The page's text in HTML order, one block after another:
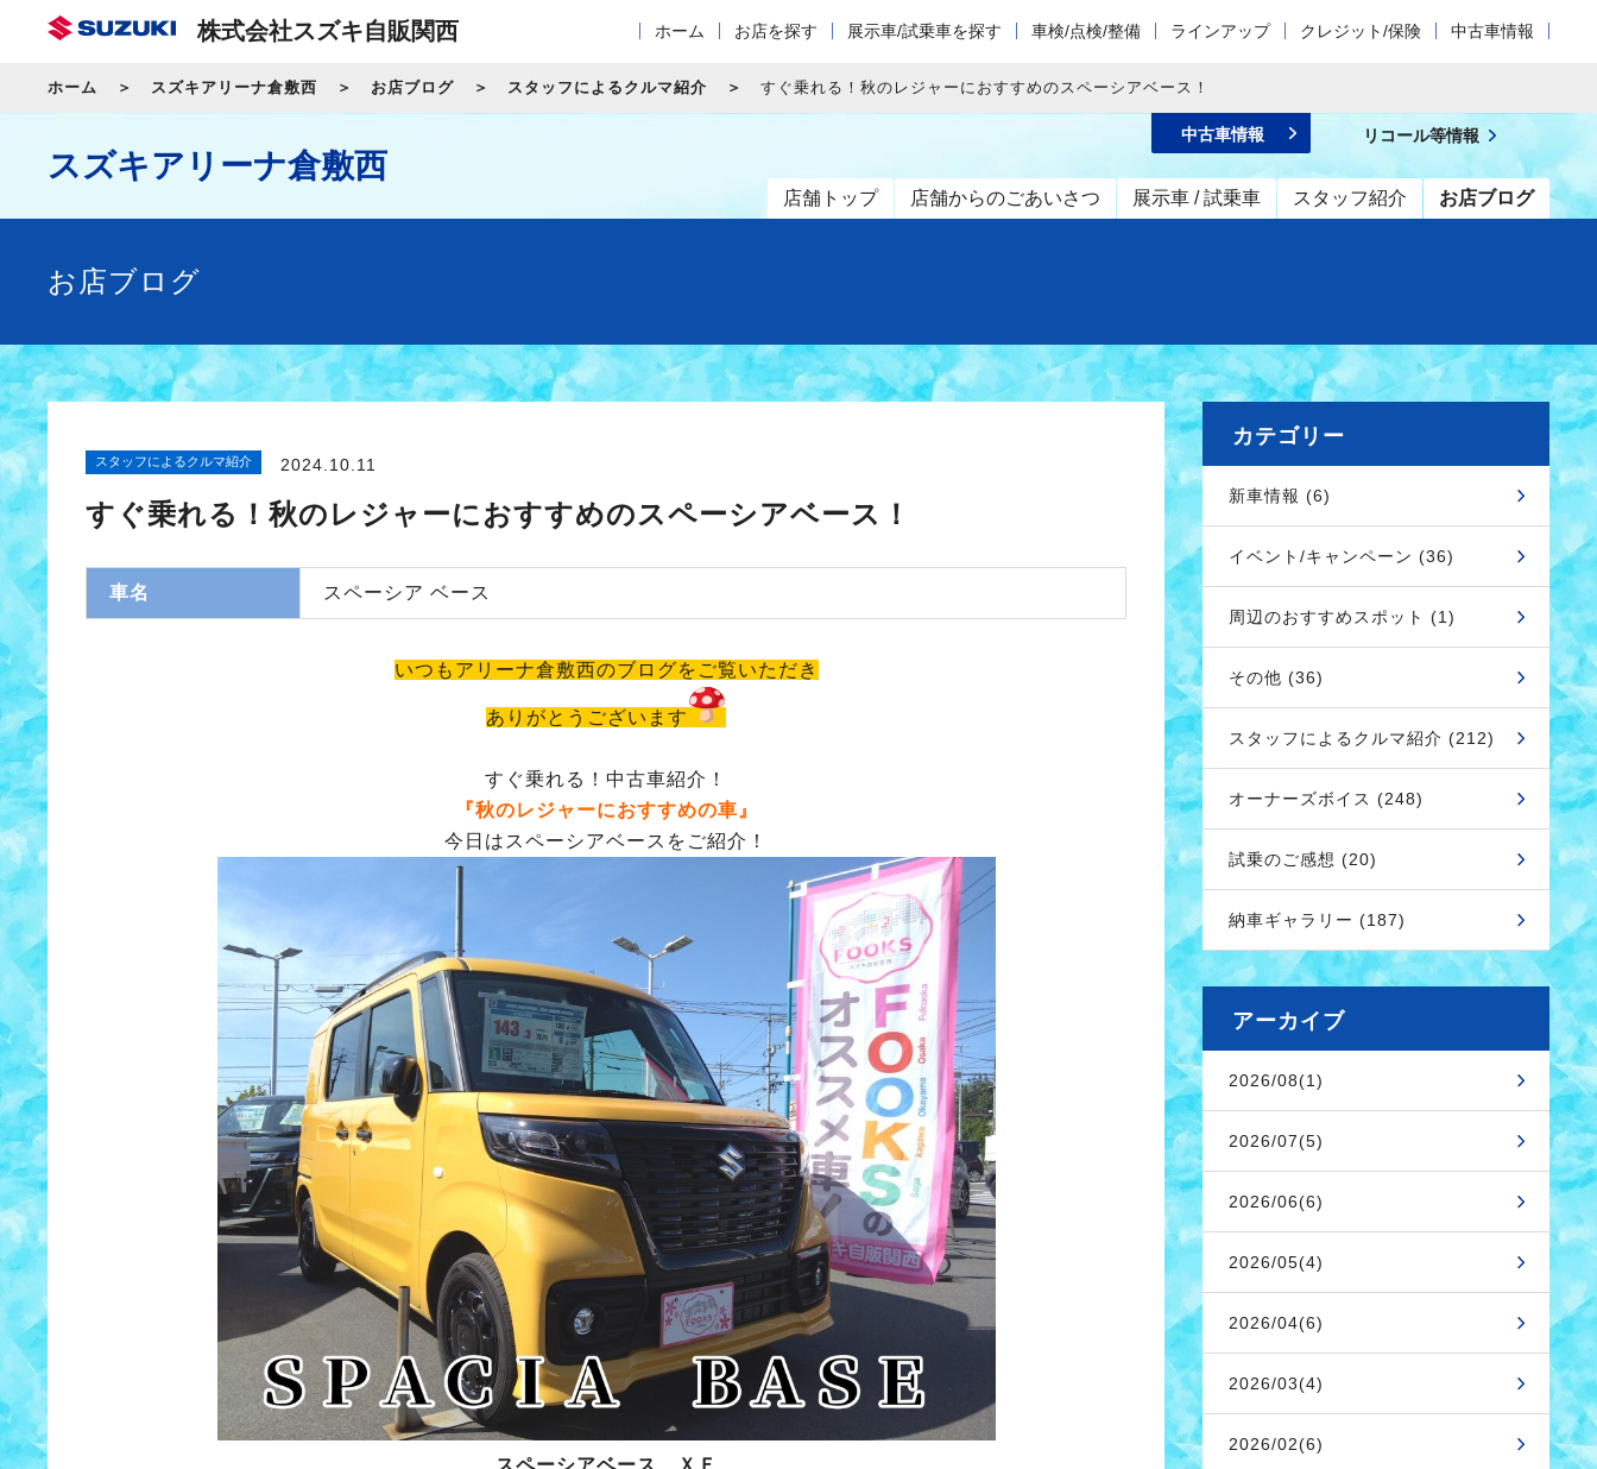
株式会社スズキ自販関西 ホーム お店を探す 展示車/試乗車を探す 車検/点検/整備 ラインアップ クレジット/保険 中古車情報
ホーム スズキアリーナ倉敷西 お店ブログ スタッフによるクルマ紹介 すぐ乗れる！秋のレジャーにおすすめのスペーシアベース！
スズキアリーナ倉敷西
店舗トップ 店舗からのごあいさつ 展示車 / 試乗車 スタッフ紹介 お店ブログ
中古車情報 リコール等情報
お店ブログ
スタッフによるクルマ紹介 2024.10.11
すぐ乗れる！秋のレジャーにおすすめのスペーシアベース！
車名 スペーシア ベース
いつもアリーナ倉敷西のブログをご覧いただき
ありがとうございます
すぐ乗れる！中古車紹介！
『秋のレジャーにおすすめの車』
今日はスペーシアベースをご紹介！
カテゴリー
新車情報 (6)
イベント/キャンペーン (36)
周辺のおすすめスポット (1)
その他 (36)
スタッフによるクルマ紹介 (212)
オーナーズボイス (248)
試乗のご感想 (20)
納車ギャラリー (187)
アーカイブ
2026/08(1)
2026/07(5)
2026/06(6)
2026/05(4)
2026/04(6)
2026/03(4)
2026/02(6)